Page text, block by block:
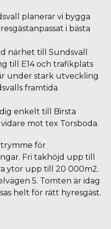
planerar vi bygga
i bästa
närhet till Sundsvall
till E14 och trafikplats
under stark utveckling
framtida
enkelt till Birsta
mot tex Torsboda.
för
Fri takhöjd upp till
ytor upp till 20 000m2.
5. Tomten är idag
helt för rätt hyresgäst.